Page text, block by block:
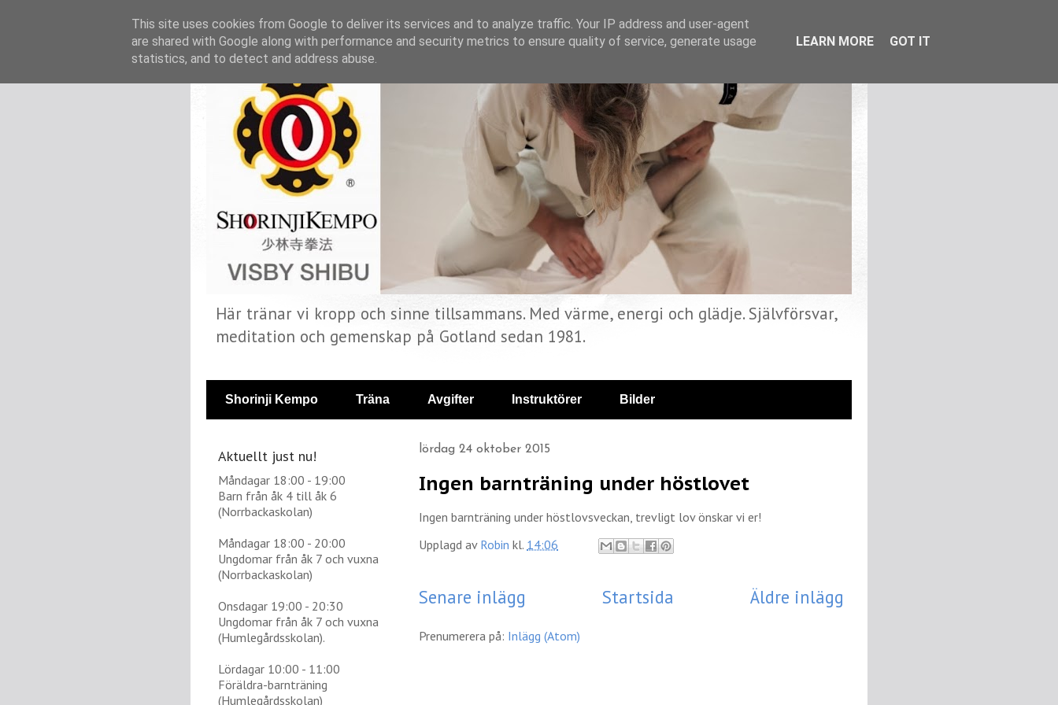
Här tränar vi kropp och sinne tillsammans. Med värme, energi och glädje. Självförsvar,
meditation och gemenskap på Gotland sedan 1981.
Shorinji Kempo Träna Avgifter Instruktörer Bilder
lördag 24 oktober 2015
Ingen barnträning under höstlovet
Ingen barnträning under höstlovsveckan, trevligt lov önskar vi er!
Upplagd av Robin kl. 14:06
Senare inlägg Äldre inlägg
Startsida
Prenumerera på: Inlägg (Atom)
Aktuellt just nu!
Måndagar 18:00 - 19:00
Barn från åk 4 till åk 6
(Norrbackaskolan)
Måndagar 18:00 - 20:00
Ungdomar från åk 7 och vuxna
(Norrbackaskolan)
Onsdagar 19:00 - 20:30
Ungdomar från åk 7 och vuxna
(Humlegårdsskolan).
Lördagar 10:00 - 11:00
Föräldra-barnträning
(Humlegårdsskolan)
This site uses cookies from Google to deliver its services and to analyze traffic. Your IP address and user-agent
are shared with Google along with performance and security metrics to ensure quality of service, generate usage
statistics, and to detect and address abuse.
LEARN MORE GOT IT